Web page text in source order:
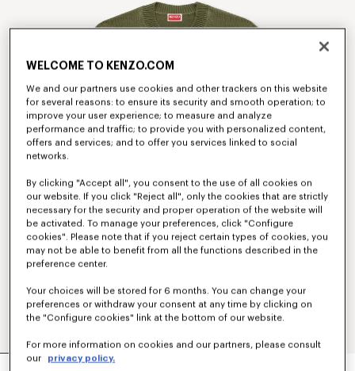
JERSEY DE ALGODÓN BORDADO 'KENZO PARIS
WELCOME TO KENZO.COM
We and our partners use cookies and other trackers on this website
for several reasons: to ensure its security and smooth operation; to
improve your user experience; to measure and analyze
performance and traffic; to provide you with personalized content,
offers and services; and to offer you services linked to social
networks.
By clicking "Accept all", you consent to the use of all cookies on
our website. If you click "Reject all", only the cookies that are strictly
necessary for the security and proper operation of the website will
be activated. To manage your preferences, click "Configure
cookies". Please note that if you reject certain types of cookies, you
may not be able to benefit from all the functions described in the
preference center.
Your choices will be stored for 6 months. You can change your
preferences or withdraw your consent at any time by clicking on
the "Configure cookies" link at the bottom of our website.
For more information on cookies and our partners, please consult
our
privacy policy.